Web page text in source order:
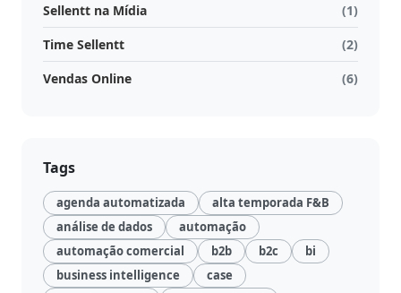
Sellentt na Mídia
(1)
Time Sellentt
(2)
Vendas Online
(6)
Tags
agenda automatizada
alta temporada F&B
análise de dados
automação
automação comercial
b2b b2c
bi
business intelligence
case